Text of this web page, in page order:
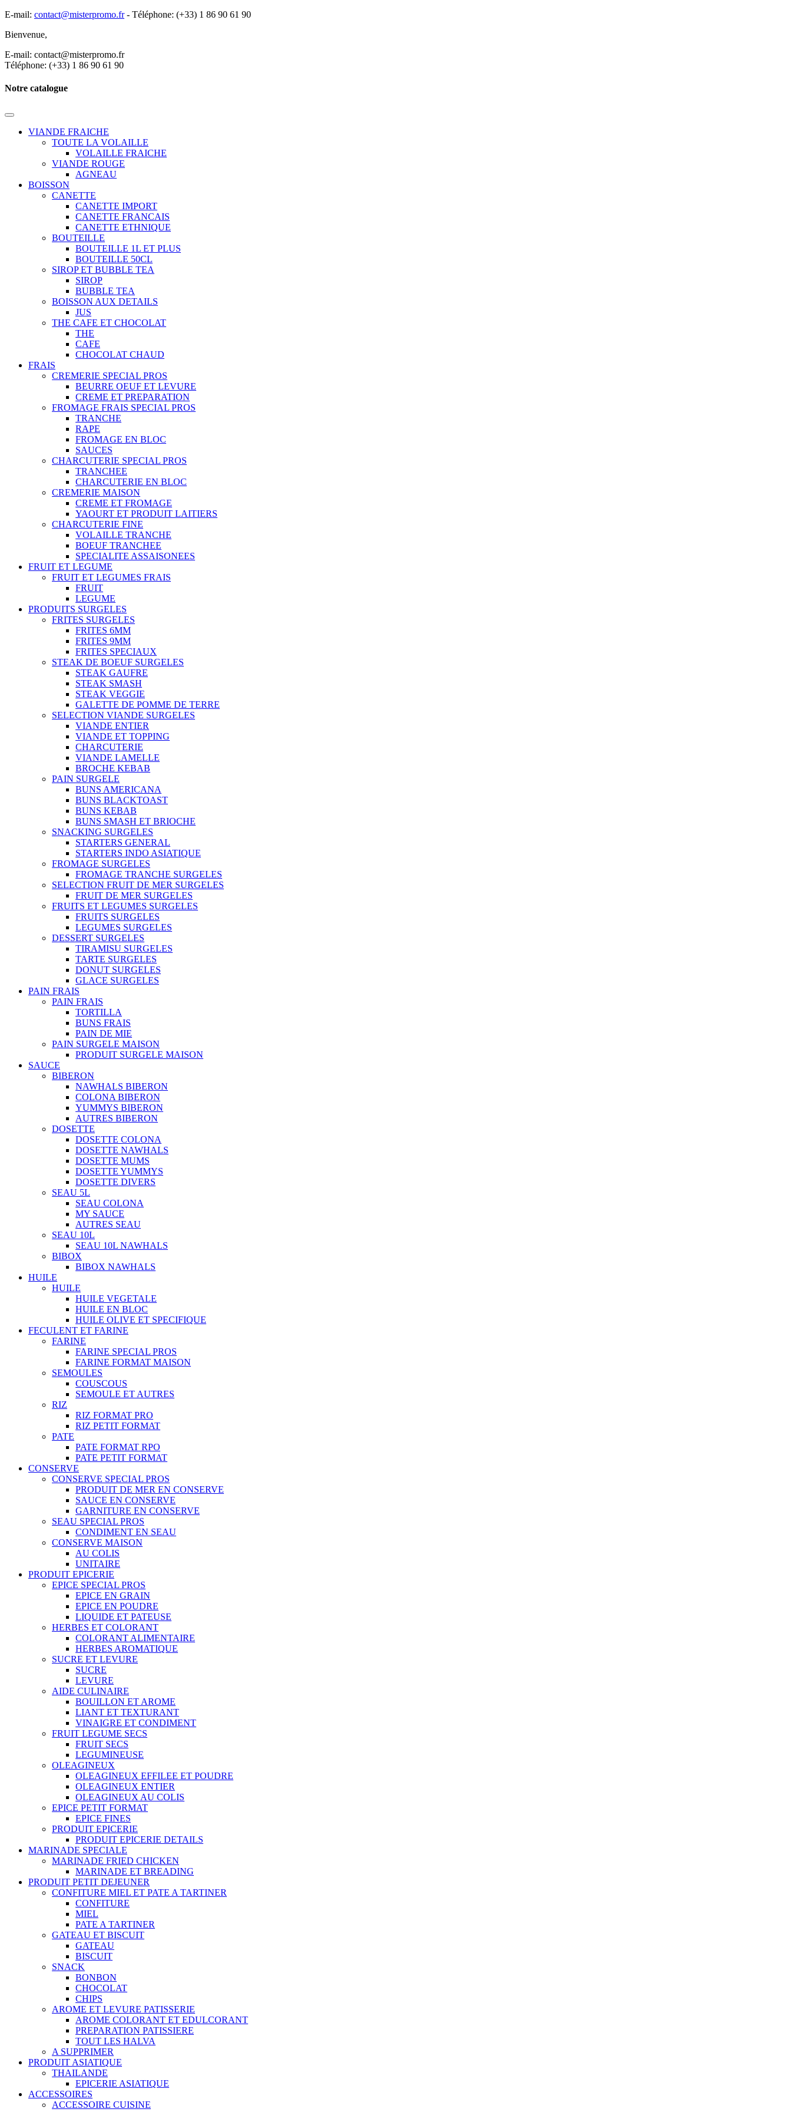
E-mail: contact@misterpromo.fr- Téléphone: (+33) 1 86 90 61 90
Bienvenue,
E-mail: contact@misterpromo.fr
Téléphone: (+33) 1 86 90 61 90
Notre catalogue
VIANDE FRAICHE
TOUTE LA VOLAILLE
VOLAILLE FRAICHE
VIANDE ROUGE
AGNEAU
BOISSON
CANETTE
CANETTE IMPORT
CANETTE FRANCAIS
CANETTE ETHNIQUE
BOUTEILLE
BOUTEILLE 1L ET PLUS
BOUTEILLE 50CL
SIROP ET BUBBLE TEA
SIROP
BUBBLE TEA
BOISSON AUX DETAILS
JUS
THE CAFE ET CHOCOLAT
THE
CAFE
CHOCOLAT CHAUD
FRAIS
CREMERIE SPECIAL PROS
BEURRE OEUF ET LEVURE
CREME ET PREPARATION
FROMAGE FRAIS SPECIAL PROS
TRANCHE
RAPE
FROMAGE EN BLOC
SAUCES
CHARCUTERIE SPECIAL PROS
TRANCHEE
CHARCUTERIE EN BLOC
CREMERIE MAISON
CREME ET FROMAGE
YAOURT ET PRODUIT LAITIERS
CHARCUTERIE FINE
VOLAILLE TRANCHE
BOEUF TRANCHEE
SPECIALITE ASSAISONEES
FRUIT ET LEGUME
FRUIT ET LEGUMES FRAIS
FRUIT
LEGUME
PRODUITS SURGELES
FRITES SURGELES
FRITES 6MM
FRITES 9MM
FRITES SPECIAUX
STEAK DE BOEUF SURGELES
STEAK GAUFRE
STEAK SMASH
STEAK VEGGIE
GALETTE DE POMME DE TERRE
SELECTION VIANDE SURGELES
VIANDE ENTIER
VIANDE ET TOPPING
CHARCUTERIE
VIANDE LAMELLE
BROCHE KEBAB
PAIN SURGELE
BUNS AMERICANA
BUNS BLACKTOAST
BUNS KEBAB
BUNS SMASH ET BRIOCHE
SNACKING SURGELES
STARTERS GENERAL
STARTERS INDO ASIATIQUE
FROMAGE SURGELES
FROMAGE TRANCHE SURGELES
SELECTION FRUIT DE MER SURGELES
FRUIT DE MER SURGELES
FRUITS ET LEGUMES SURGELES
FRUITS SURGELES
LEGUMES SURGELES
DESSERT SURGELES
TIRAMISU SURGELES
TARTE SURGELES
DONUT SURGELES
GLACE SURGELES
PAIN FRAIS
PAIN FRAIS
TORTILLA
BUNS FRAIS
PAIN DE MIE
PAIN SURGELE MAISON
PRODUIT SURGELE MAISON
SAUCE
BIBERON
NAWHALS BIBERON
COLONA BIBERON
YUMMYS BIBERON
AUTRES BIBERON
DOSETTE
DOSETTE COLONA
DOSETTE NAWHALS
DOSETTE MUMS
DOSETTE YUMMYS
DOSETTE DIVERS
SEAU 5L
SEAU COLONA
MY SAUCE
AUTRES SEAU
SEAU 10L
SEAU 10L NAWHALS
BIBOX
BIBOX NAWHALS
HUILE
HUILE
HUILE VEGETALE
HUILE EN BLOC
HUILE OLIVE ET SPECIFIQUE
FECULENT ET FARINE
FARINE
FARINE SPECIAL PROS
FARINE FORMAT MAISON
SEMOULES
COUSCOUS
SEMOULE ET AUTRES
RIZ
RIZ FORMAT PRO
RIZ PETIT FORMAT
PATE
PATE FORMAT RPO
PATE PETIT FORMAT
CONSERVE
CONSERVE SPECIAL PROS
PRODUIT DE MER EN CONSERVE
SAUCE EN CONSERVE
GARNITURE EN CONSERVE
SEAU SPECIAL PROS
CONDIMENT EN SEAU
CONSERVE MAISON
AU COLIS
UNITAIRE
PRODUIT EPICERIE
EPICE SPECIAL PROS
EPICE EN GRAIN
EPICE EN POUDRE
LIQUIDE ET PATEUSE
HERBES ET COLORANT
COLORANT ALIMENTAIRE
HERBES AROMATIQUE
SUCRE ET LEVURE
SUCRE
LEVURE
AIDE CULINAIRE
BOUILLON ET AROME
LIANT ET TEXTURANT
VINAIGRE ET CONDIMENT
FRUIT LEGUME SECS
FRUIT SECS
LEGUMINEUSE
OLEAGINEUX
OLEAGINEUX EFFILEE ET POUDRE
OLEAGINEUX ENTIER
OLEAGINEUX AU COLIS
EPICE PETIT FORMAT
EPICE FINES
PRODUIT EPICERIE
PRODUIT EPICERIE DETAILS
MARINADE SPECIALE
MARINADE FRIED CHICKEN
MARINADE ET BREADING
PRODUIT PETIT DEJEUNER
CONFITURE MIEL ET PATE A TARTINER
CONFITURE
MIEL
PATE A TARTINER
GATEAU ET BISCUIT
GATEAU
BISCUIT
SNACK
BONBON
CHOCOLAT
CHIPS
AROME ET LEVURE PATISSERIE
AROME COLORANT ET EDULCORANT
PREPARATION PATISSIERE
TOUT LES HALVA
A SUPPRIMER
PRODUIT ASIATIQUE
THAILANDE
EPICERIE ASIATIQUE
ACCESSOIRES
ACCESSOIRE CUISINE